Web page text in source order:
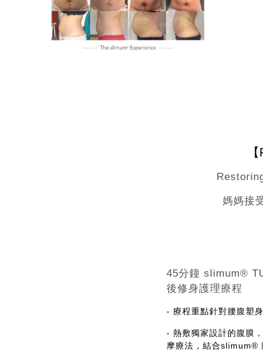
媽媽接
45分鐘 slimum®
後修身護理療程
- 療程重點針對腰腹塑身
- 熱敷獨家設計的腹膜
摩療法，結合slimum®